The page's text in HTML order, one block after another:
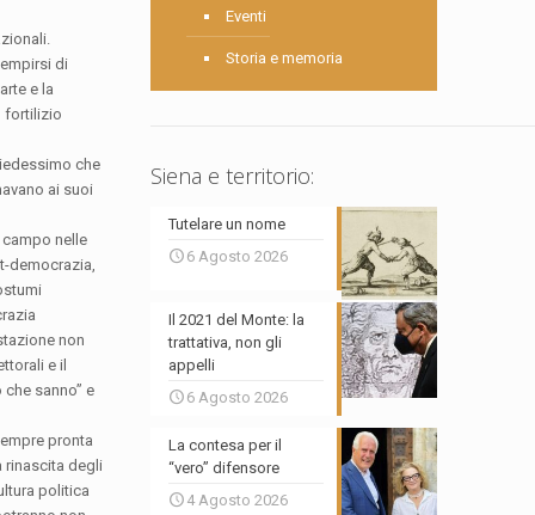
di
e la
fortilizio
che
ai suoi
nelle
democrazia,
non
e il
sanno” e
pronta
rinascita degli
politica
Eventi
Storia e memoria
Siena e territorio:
Tutelare un nome
6 Agosto 2026
Il 2021 del Monte: la
trattativa, non gli
appelli
6 Agosto 2026
La contesa per il
“vero” difensore
4 Agosto 2026